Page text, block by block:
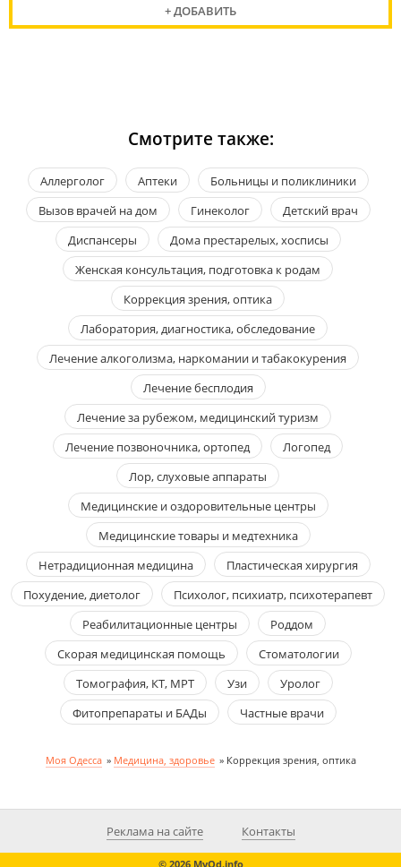
+ ДОБАВИТЬ
Смотрите также:
Аллерголог Аптеки
Больницы и поликлиники
Вызов врачей на дом
Гинеколог
Детский врач
Диспансеры
Дома престарелых, хосписы
Женская консультация, подготовка к родам
Коррекция зрения, оптика
Лаборатория, диагностика, обследование
Лечение алкоголизма, наркомании и табакокурения
Лечение бесплодия
Лечение за рубежом, медицинский туризм
Лечение позвоночника, ортопед
Логопед
Лор, слуховые аппараты
Медицинские и оздоровительные центры
Медицинские товары и медтехника
Нетрадиционная медицина
Пластическая хирургия
Похудение, диетолог
Психолог, психиатр, психотерапевт
Реабилитационные центры
Роддом
Скорая медицинская помощь
Стоматологии
Томография, КТ, МРТ
Узи
Уролог
Фитопрепараты и БАДы
Частные врачи
Моя Одесса » Медицина, здоровье » Коррекция зрения, оптика
Реклама на сайте Контакты
© 2026 MyOd.info